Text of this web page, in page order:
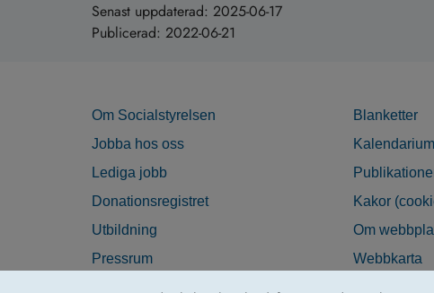
Senast uppdaterad: 2025-06-17
Publicerad: 2022-06-21
Om Socialstyrelsen
Jobba hos oss
Lediga jobb
Donationsregistret
Utbildning
Pressrum
Blanketter
Kalendarium
Kakor
Om
Webbkarta